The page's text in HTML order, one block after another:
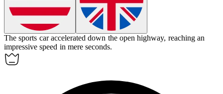
The sports caraccelerated down the open highway, reaching an
impressive speed in mere seconds.